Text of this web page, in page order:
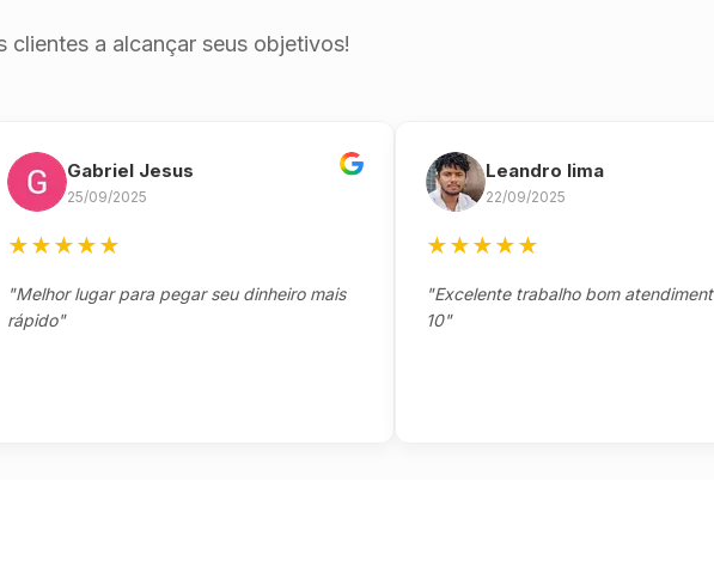
clientes a alcançar seus objetivos!
Gabriel Jesus
25/09/2025
★★★
lugar para pegar seu dinheiro mais
Leandro lima
22/09/2025
★★★
"Excelente trabalho bom atendimento